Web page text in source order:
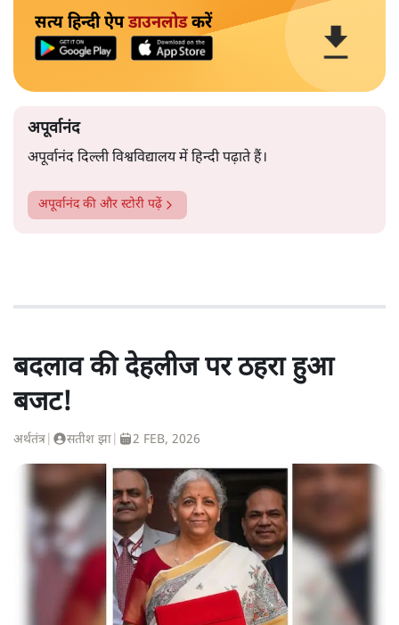
सत्य हिन्दी ऐपडाउनलोडकरें
अपूर्वानंद
अपूर्वानंद दिल्ली विश्वविद्यालय में हिन्दी पढ़ाते हैं।
अपूर्वानंदकी और स्टोरी पढ़ें
बदलाव की देहलीज पर ठहरा हुआ
बजट!
अर्थतंत्र सतीश झा 2 FEB, 2026